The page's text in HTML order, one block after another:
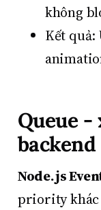
không
Kết
Queue -
backend
Node.js
priority khác